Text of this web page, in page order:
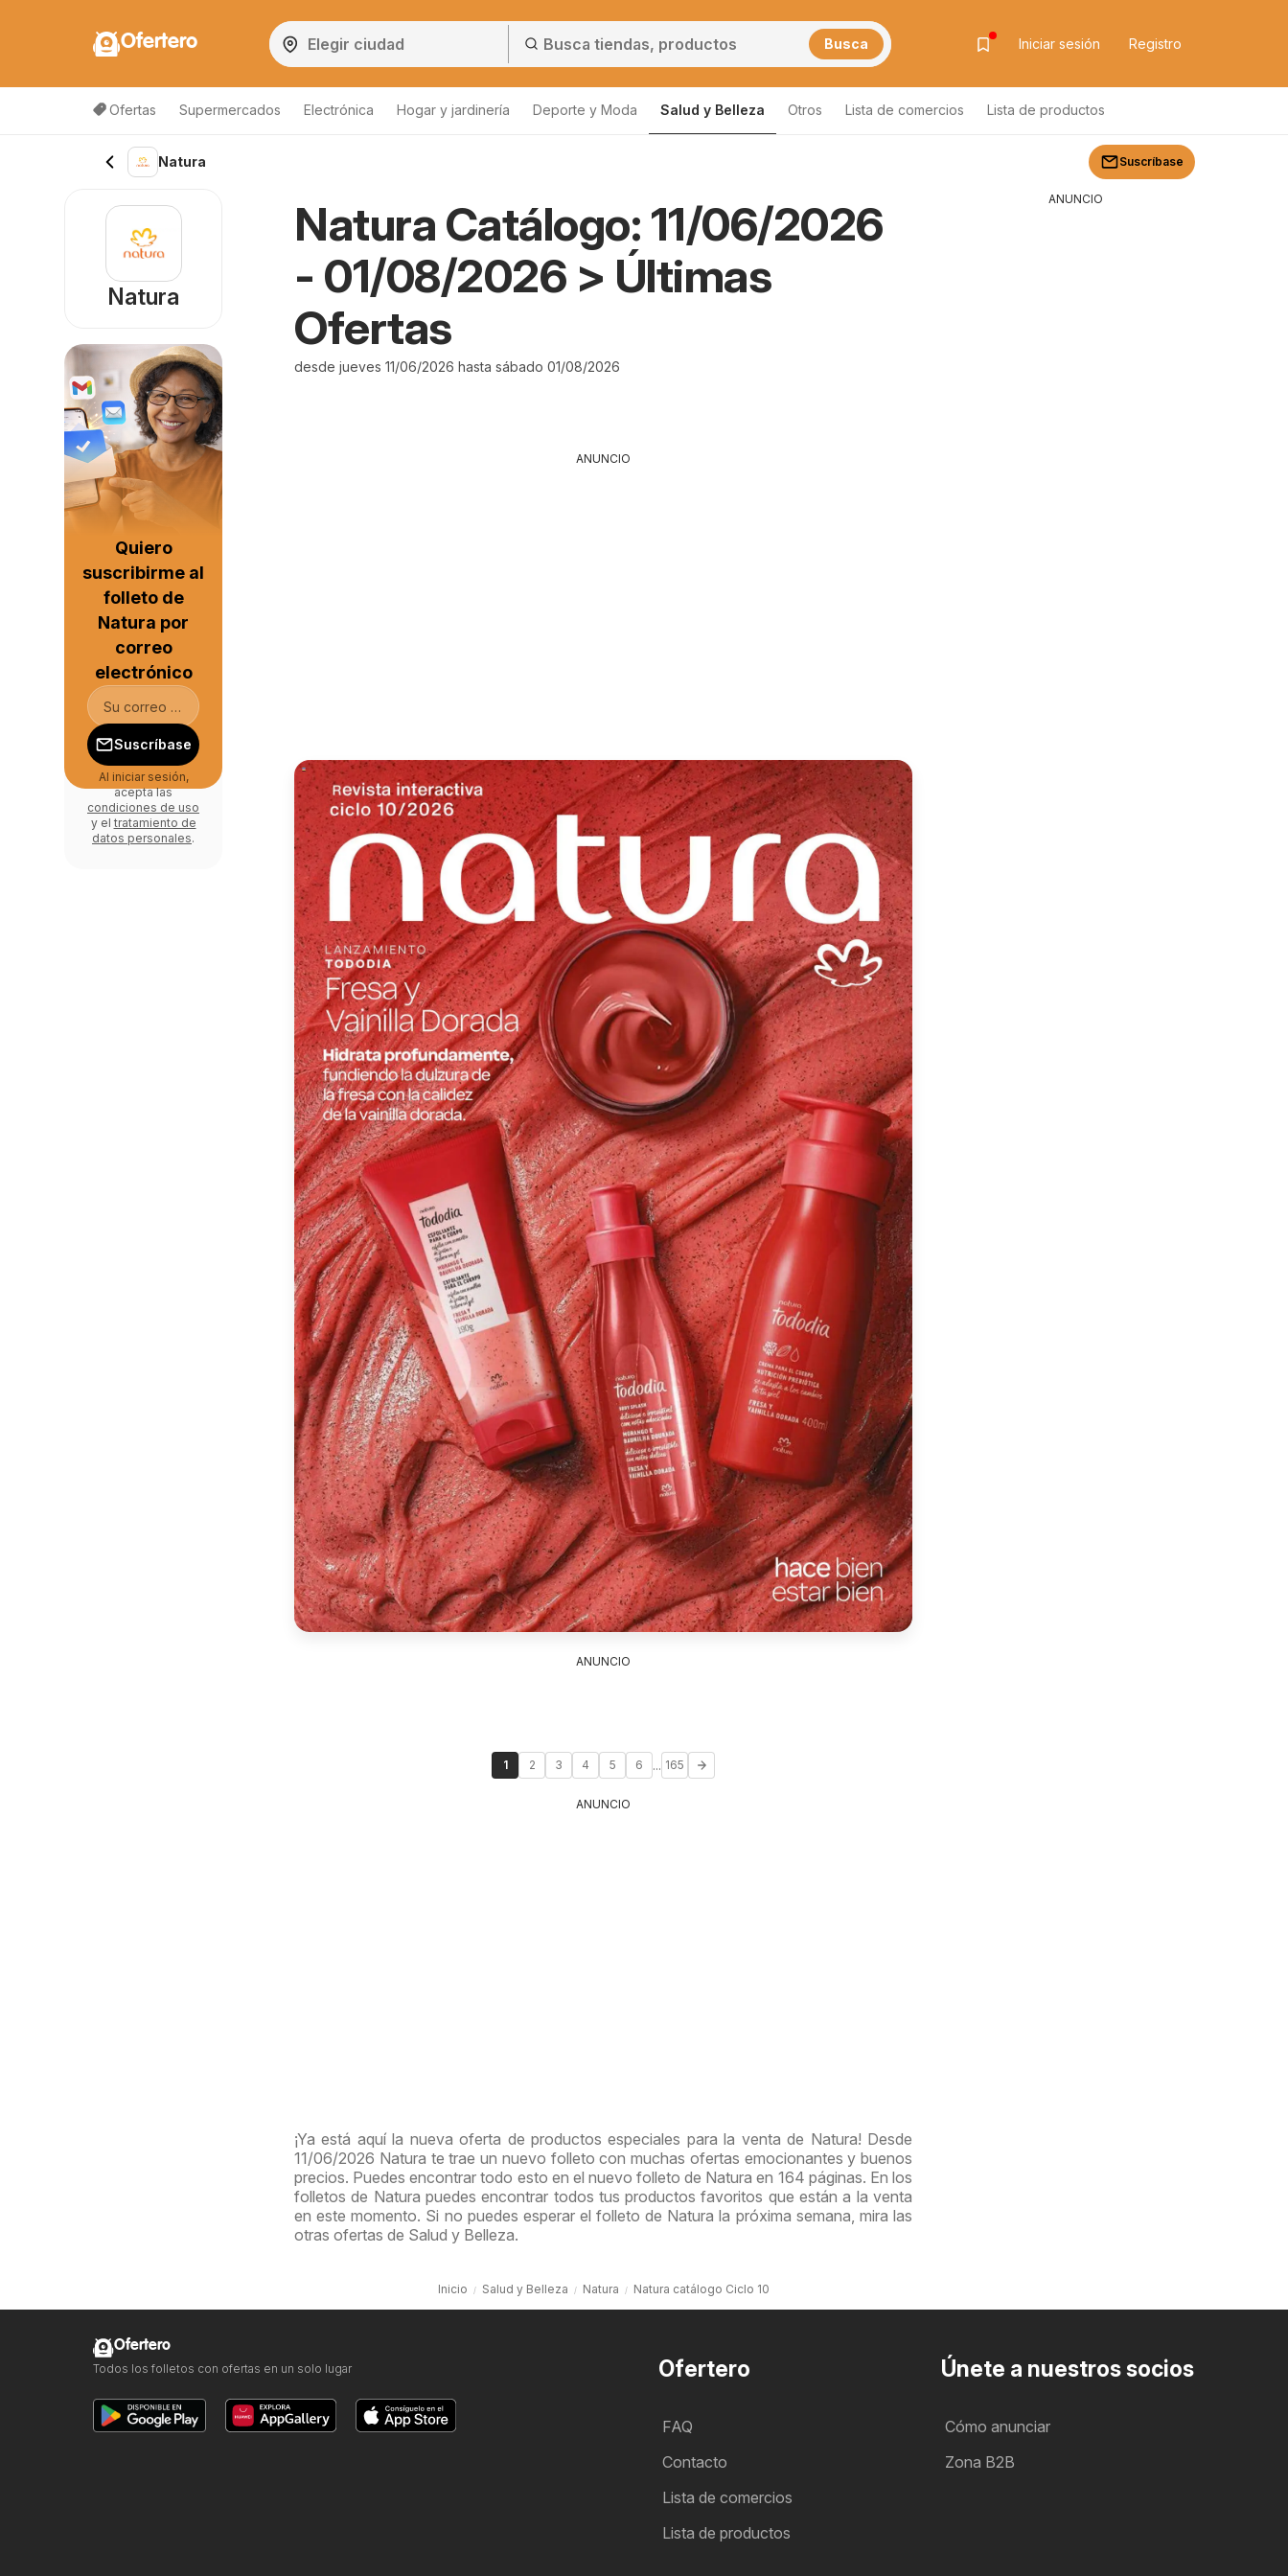
Ofertero Busca Iniciar sesión Registro
Ofertas Supermercados Electrónica Hogar y jardinería Deporte y Moda Salud y Belleza Otros Lista de comercios Lista de productos
Natura Suscríbase
Natura Catálogo: 11/06/2026
- 01/08/2026 > Últimas
Ofertas
desde jueves 11/06/2026 hasta sábado 01/08/2026
ANUNCIO
ANUNCIO
1 2 3 4 5 6 ... 165
ANUNCIO
¡Ya está aquí la nueva oferta de productos especiales para la venta de Natura! Desde
11/06/2026 Natura te trae un nuevo folleto con muchas ofertas emocionantes y buenos
precios. Puedes encontrar todo esto en el nuevo folleto de Natura en 164 páginas. En los
folletos de Natura puedes encontrar todos tus productos favoritos que están a la venta
en este momento. Si no puedes esperar el folleto de Natura la próxima semana, mira las
otras ofertas de Salud y Belleza.
Inicio Salud y Belleza Natura Natura catálogo Ciclo 10
Natura
Quiero
suscribirme al
folleto de
Natura por
correo
electrónico
Suscríbase
Al iniciar sesión,
acepta las
condiciones de uso
y el tratamiento de
datos personales.
ANUNCIO
Ofertero
FAQ
Contacto
Lista de comercios
Lista de productos
Únete a nuestros socios
Cómo anunciar
Zona B2B
Ofertero
Todos los folletos con ofertas en un solo lugar